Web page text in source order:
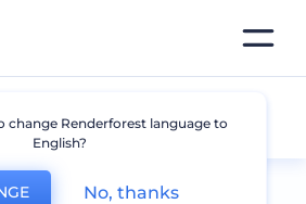
change Renderforest language to
English?
No, thanks